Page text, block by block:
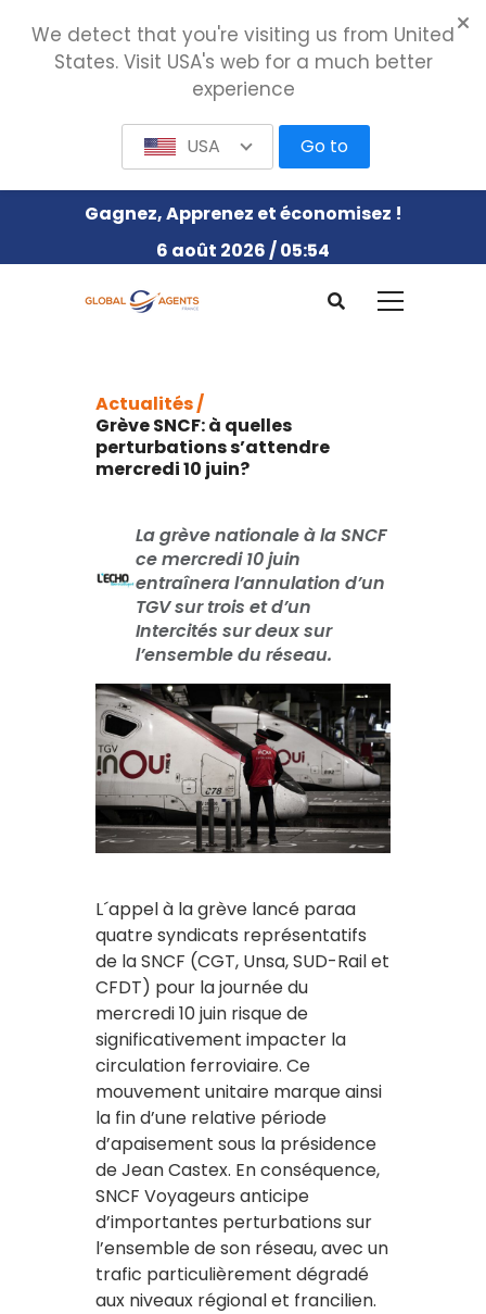
Gagnez, Apprenez et économisez !
6 août 2026 / 05:54
Actualités /
Grève SNCF: à quelles
perturbations s’attendre
mercredi 10 juin?
La grève nationale à la SNCF
ce mercredi 10 juin
entraînera l’annulation d’un
TGV sur trois et d’un
Intercités sur deux sur
l’ensemble du réseau.
L´appel à la grève lancé paraa
quatre syndicats représentatifs
de la SNCF (CGT, Unsa, SUD-Rail et
CFDT) pour la journée du
mercredi 10 juin risque de
significativement impacter la
circulation ferroviaire. Ce
mouvement unitaire marque ainsi
la fin d’une relative période
d’apaisement sous la présidence
de Jean Castex. En conséquence,
SNCF Voyageurs anticipe
d’importantes perturbations sur
l’ensemble de son réseau, avec un
trafic particulièrement dégradé
aux niveaux régional et francilien.
We detect that you're visiting us from United
States. Visit USA's web for a much better
experience
USA Go to